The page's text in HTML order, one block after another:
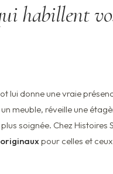
habillent
lui donne une vraie
meuble, réveille une
soignée. Chez Histoires
pour celles et